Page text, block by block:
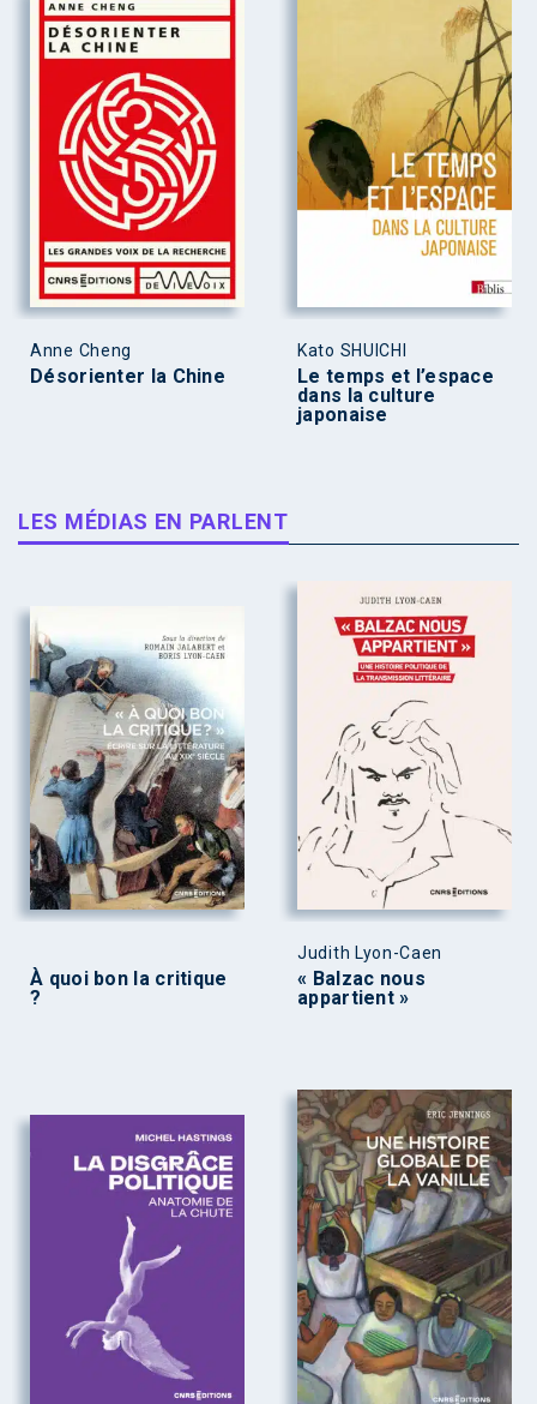
Anne Cheng
Désorienter la Chine
Kato SHUICHI
Le temps et l’espace
dans la culture
japonaise
LES MÉDIAS EN PARLENT
À quoi bon la critique
?
Judith Lyon-Caen
« Balzac nous
appartient »